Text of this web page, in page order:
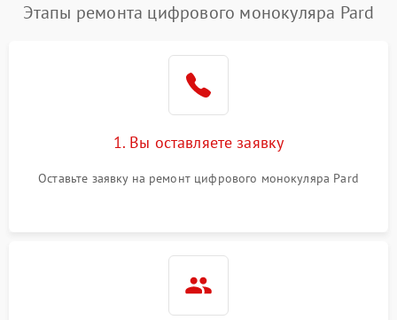
Этапы ремонта цифрового монокуляра Pard
1. Вы оставляете заявку
Оставьте заявку на ремонт цифрового монокуляра Pard